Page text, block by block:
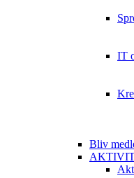
IT
Bliv